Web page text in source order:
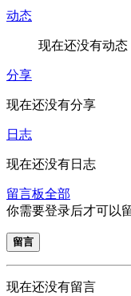
动态
现在还没有动态
分享
现在还没有分享
日志
现在还没有日志
留言板全部
你需要登录后才可以
留言
现在还没有留言